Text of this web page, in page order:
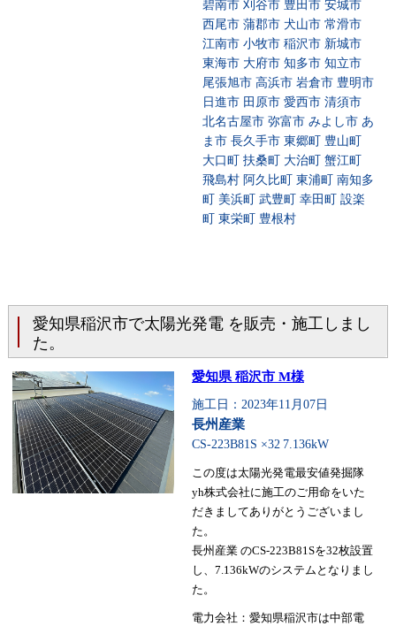
碧南市 刈谷市 豊田市 安城市
西尾市 蒲郡市 犬山市 常滑市
江南市 小牧市 稲沢市 新城市
東海市 大府市 知多市 知立市
尾張旭市 高浜市 岩倉市 豊明市
日進市 田原市 愛西市 清須市
北名古屋市 弥富市 みよし市 あ
ま市 長久手市 東郷町 豊山町
大口町 扶桑町 大治町 蟹江町
飛島村 阿久比町 東浦町 南知多
町 美浜町 武豊町 幸田町 設楽
町 東栄町 豊根村
愛知県稲沢市で太陽光発電 を販売・施工しまし
た。
愛知県 稲沢市 M様
施工日：2023年11月07日
長州産業
CS-223B81S ×32 7.136kW
この度は太陽光発電最安値発掘隊
yh株式会社に施工のご用命をいた
だきましてありがとうございまし
た。
長州産業 のCS-223B81Sを32枚設置
し、7.136kWのシステムとなりまし
た。
電力会社：愛知県稲沢市は中部電